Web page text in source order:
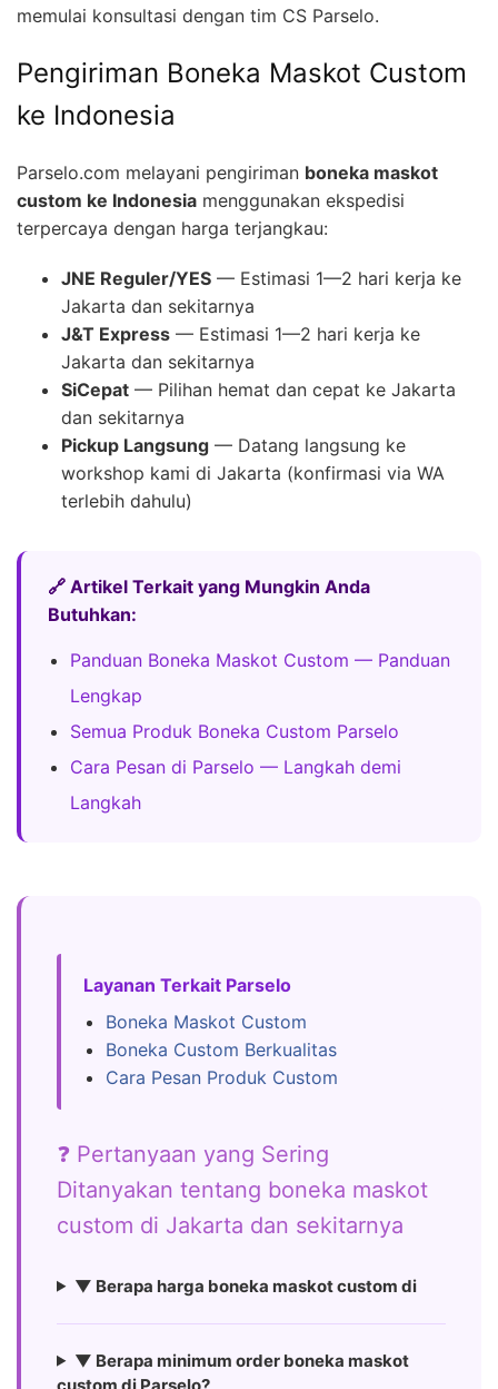
memulai konsultasi dengan tim CS Parselo.
Pengiriman Boneka Maskot Custom
ke Indonesia
Parselo.com melayani pengiriman boneka maskot
custom ke Indonesia menggunakan ekspedisi
terpercaya dengan harga terjangkau:
JNE Reguler/YES — Estimasi 1—2 hari kerja ke
Jakarta dan sekitarnya
J&T Express — Estimasi 1—2 hari kerja ke
Jakarta dan sekitarnya
SiCepat — Pilihan hemat dan cepat ke Jakarta
dan sekitarnya
Pickup Langsung — Datang langsung ke
workshop kami di Jakarta (konfirmasi via WA
terlebih dahulu)
🔗 Artikel Terkait yang Mungkin Anda
Butuhkan:
Panduan Boneka Maskot Custom — Panduan
Lengkap
Semua Produk Boneka Custom Parselo
Cara Pesan di Parselo — Langkah demi
Langkah
Layanan Terkait Parselo
Boneka Maskot Custom
Boneka Custom Berkualitas
Cara Pesan Produk Custom
❓ Pertanyaan yang Sering
Ditanyakan tentang boneka maskot
custom di Jakarta dan sekitarnya
▼ Berapa harga boneka maskot custom di
▼ Berapa minimum order boneka maskot
custom di Parselo?